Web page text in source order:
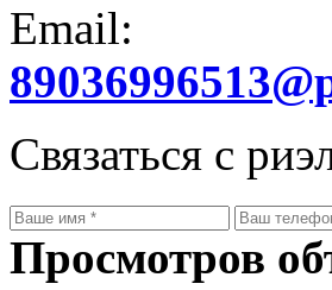
Email:
Связаться с
Просмотров